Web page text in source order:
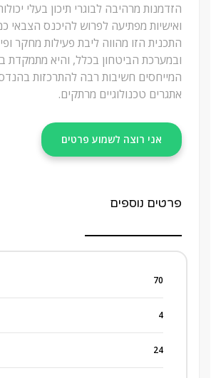
הזדמנות מרהיבה לבוגרי תיכון בעלי
ואישיות מפתיעה לפרוש להיכנס הצבאי
התכנית הזו מהווה ליבת פעילות מחקר
ובמערכת הביטחון בכלל, והיא מתמקדת
המייחסים חשיבות רבה להתרכזות
אתגרים טכנולוגיים מרתקים.
אני רוצה לשמוע פרטים
פרטים נוספים
70
4
24